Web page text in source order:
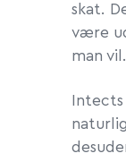
skat.
være
man vil.
Intects